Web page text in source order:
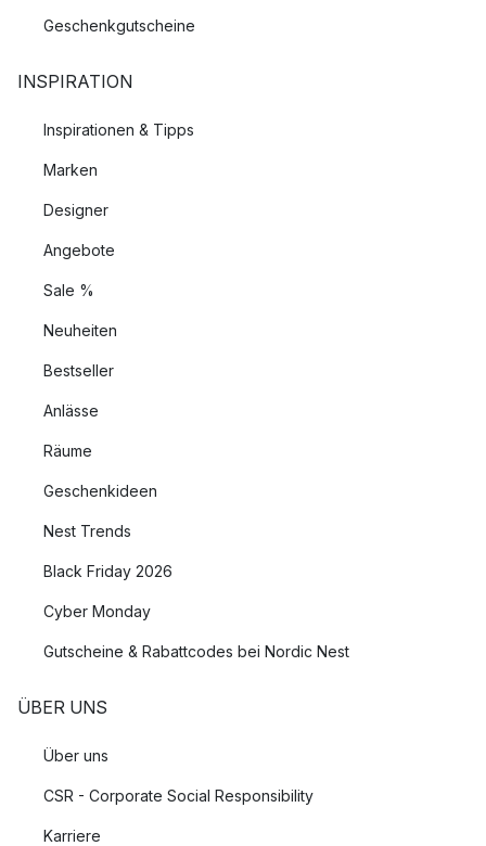
Geschenkgutscheine
INSPIRATION
Inspirationen & Tipps
Marken
Designer
Angebote
Sale %
Neuheiten
Bestseller
Anlässe
Räume
Geschenkideen
Nest Trends
Black Friday 2026
Cyber Monday
Gutscheine & Rabattcodes bei Nordic Nest
ÜBER UNS
Über uns
CSR - Corporate Social Responsibility
Karriere